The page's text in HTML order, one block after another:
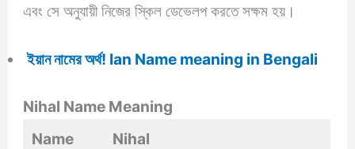
এবং সে অনুযায়ী নিজের স্কিল ডেভেলপ করতে সক্ষম হয়।
ইয়ান নামের অর্থ! Ian Name meaning in Bengali
Nihal Name Meaning
Name
Nihal